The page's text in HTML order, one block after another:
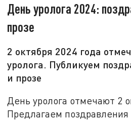
День уролога 2024:
прозе
2 октября 2024 года
уролога. Публикуем
и прозе
День уролога отмечают 2
Предлагаем поздравления